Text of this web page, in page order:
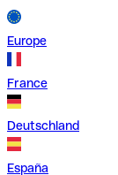
Europe
France
Deutschland
España